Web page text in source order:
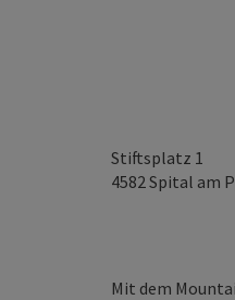
Stiftsplatz 1
4582Spital am
Mit dem